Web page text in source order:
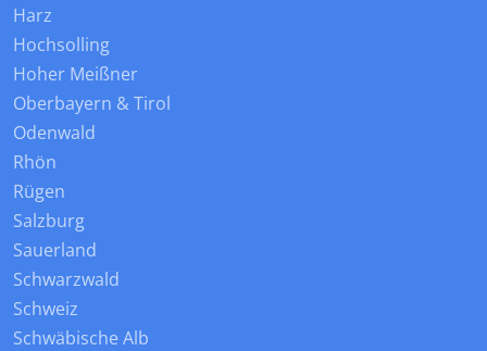
Harz
Hochsolling
Hoher Meißner
Oberbayern & Tirol
Odenwald
Rhön
Rügen
Salzburg
Sauerland
Schwarzwald
Schweiz
Schwäbische Alb